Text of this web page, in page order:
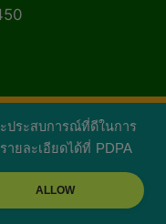
ประสบการณ์ที่ดีในการ
ยละเอียดได้ที่ PDPA
ALLOW
Plus mag | กรีน
ชีวิต